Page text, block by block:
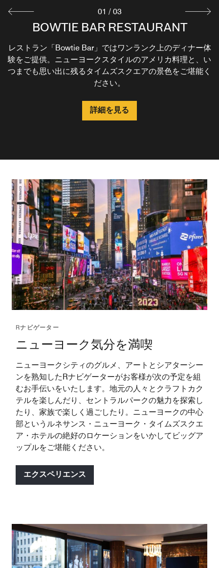
BOWTIE BAR RESTAURANT
レストラン「Bowtie Bar」ではワンランク上のディナー体
験をご提供。ニューヨークスタイルのアメリカ料理と、い
つまでも思い出に残るタイムズスクエアの景色をご堪能く
ださい。
詳細を見る
BOWTIE BAR
「Bowtie Bar」では自家製カクテル、ニューヨークスタイ
ルのおつまみ、タイムズスクエアを一望する景色をお楽し
みいただけます。独創的なドリンクとニューヨークの伝統
料理でお客様をお迎えいたします。
詳細を見る
THE MARKET
ラ コロンブのコーヒーや焼きたてペストリー、サンドイ
ッチ、サラダ、スナックはもちろん、斬新なメニューもご
用意。エネルギー補給ならタイムズスクエアの当テイクア
ウトショップにどうぞ。
詳細を見る
01 / 03
Rナビゲーター
ニューヨーク気分を満喫
ニューヨークシティのグルメ、アートとシアターシー
ンを熟知したRナビゲーターがお客様が次の予定を組
むお手伝いをいたします。地元の人々とクラフトカク
テルを楽しんだり、セントラルパークの魅力を探索し
たり、家族で楽しく過ごしたり。ニューヨークの中心
部というルネサンス・ニューヨーク・タイムズスクエ
ア・ホテルの絶好のロケーションをいかしてビッグア
ップルをご堪能ください。
エクスペリエンス